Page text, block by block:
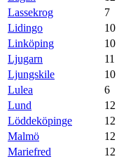
Lassekrog
7
Lidingo
10
Linköping
10
Ljugarn
11
Ljungskile
10
Lulea
6
Lund
12
Löddeköpinge
12
Malmö
12
Mariefred
12